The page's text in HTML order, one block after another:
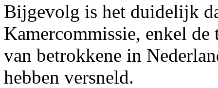
Bijgevolg is het duidelijk
Kamercommissie, enkel
van betrokkene in
hebben versneld.